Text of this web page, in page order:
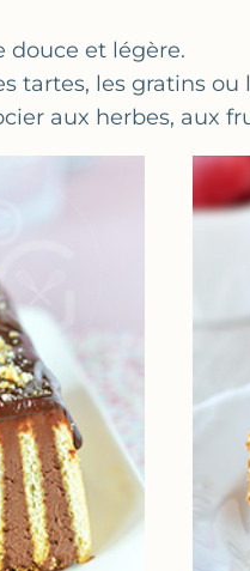
douce et légère.
tartes, les gratins ou
aux herbes, aux